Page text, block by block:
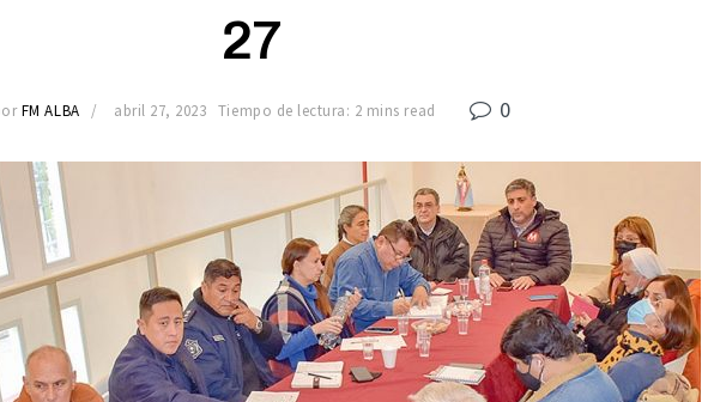
27
FM ALBA abril 27, 2023 Tiempo de lectura: 2 mins read 0